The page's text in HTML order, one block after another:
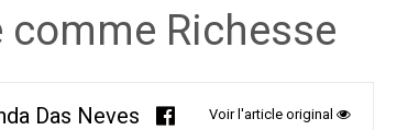
comme Richesse
Das Neves Voir l'article original